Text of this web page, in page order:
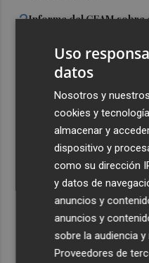
2Informe del CEAM sobre
previos
La Generalitat destina
infraestructuras
con discapacidad
La movilidad el 12 de
eclipse con hasta 1,5
adicionales
Los equipos de
Tírig para trabajar con
Uso
datos
Nosotros y
cookies y
almacenar y
dispositivo y
como su dirección
y datos de
anuncios y
anuncios y
sobre la audiencia
Proveedores de